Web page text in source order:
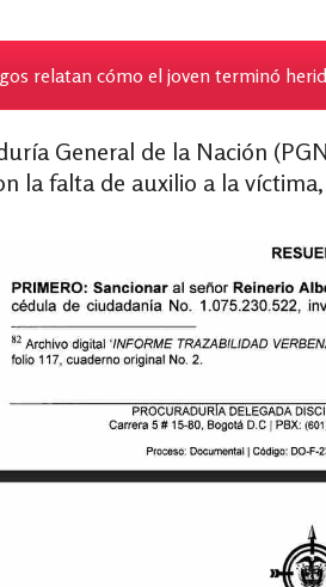
relatan cómo el joven terminó
General de la Nación
la falta de auxilio a la